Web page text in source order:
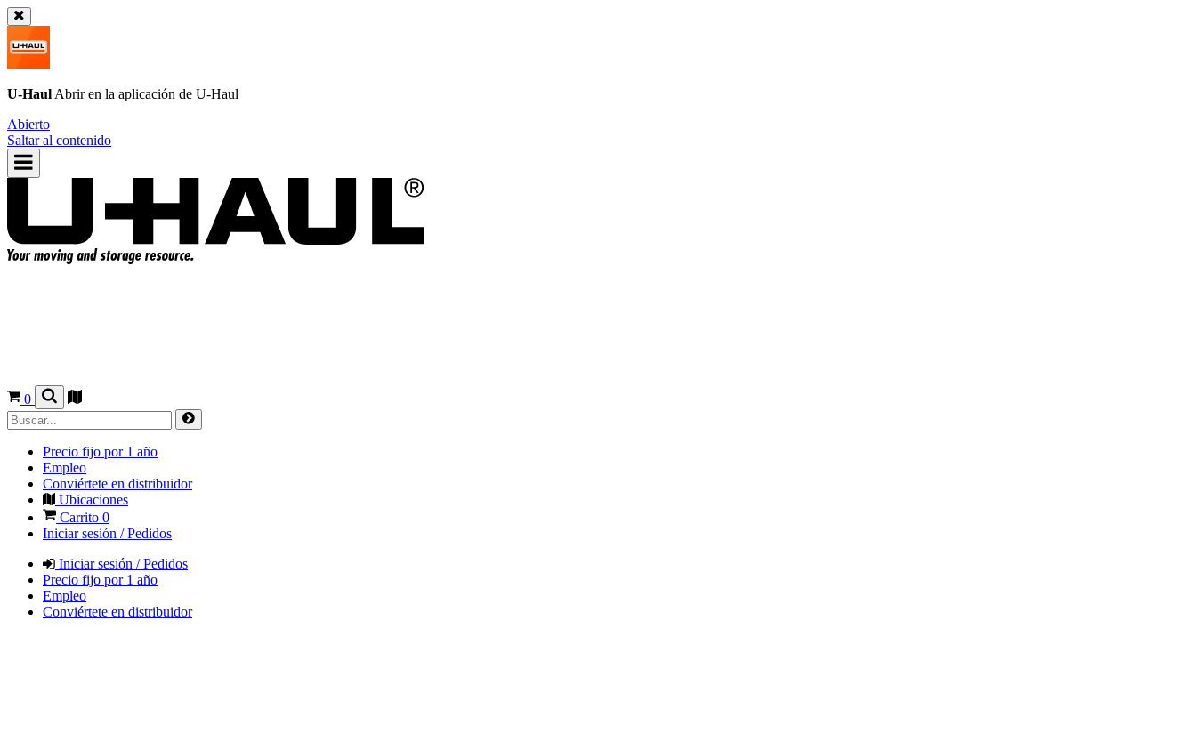
U-Haul Abrir en la aplicación de U-Haul
Abierto
Saltar al contenido
0
Precio fijo por 1 año
Empleo
Conviértete en distribuidor
Ubicaciones
Carrito 0
Iniciar sesión / Pedidos
Iniciar sesión / Pedidos
Precio fijo por 1 año
Empleo
Conviértete en distribuidor